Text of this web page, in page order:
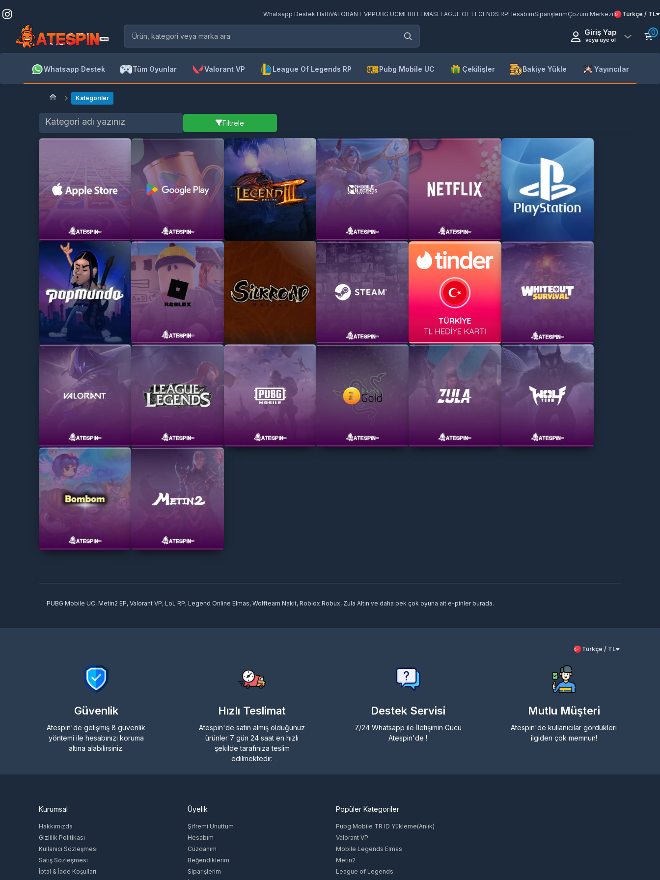
Whatsapp Destek HattıVALORANT VPPUBG UCMLBB ELMASLEAGUE OF LEGENDS RPHesabımSiparişlerimÇözüm Merkezi Türkçe / TL
Giriş Yap
veya üye ol
0
Whatsapp Destek Tüm Oyunlar Valorant VP League Of Legends RP Pubg Mobile UC Çekilişler Bakiye Yükle Yayıncılar
Kategoriler
Filtrele
PUBG Mobile UC, Metin2 EP, Valorant VP, LoL RP, Legend Online Elmas, Wolfteam Nakit, Roblox Robux, Zula Altın ve daha pek çok oyuna ait e-pinler burada.
Türkçe / TL
Güvenlik
Atespin'de gelişmiş 8 güvenlik
yöntemi ile hesabınızı koruma
altına alabilirsiniz.
Hızlı Teslimat
Atespin'de satın almış olduğunuz
ürünler 7 gün 24 saat en hızlı
şekilde tarafınıza teslim
edilmektedir.
Destek Servisi
7/24 Whatsapp ile İletişimin Gücü
Atespin'de !
Mutlu Müşteri
Atespin'de kullanıcılar gördükleri
ilgiden çok memnun!
Kurumsal
Hakkımızda
Gizlilik Politikası
Kullanıcı Sözleşmesi
Satış Sözleşmesi
İptal & İade Koşulları
Üyelik
Şifremi Unuttum
Hesabım
Cüzdanım
Beğendiklerim
Siparişlerim
Popüler Kategoriler
Pubg Mobile TR ID Yükleme(Anlık)
Valorant VP
Mobile Legends Elmas
Metin2
League of Legends